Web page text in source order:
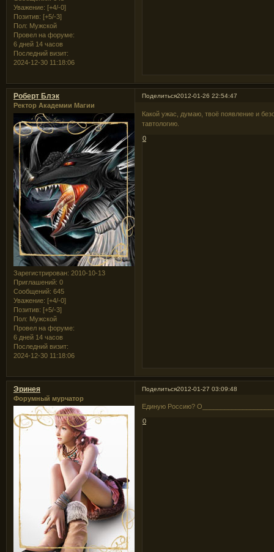
Уважение: [+4/-0]
Позитив: [+5/-3]
Пол: Мужской
Провел на форуме:
6 дней 14 часов
Последний визит:
2024-12-30 11:18:06
Поделиться2012-01-26 22:54:47
Роберт Блэк
Ректор Академии Магии
Зарегистрирован: 2010-10-13
Приглашений: 0
Сообщений: 645
Уважение: [+4/-0]
Позитив: [+5/-3]
Пол: Мужской
Провел на форуме:
6 дней 14 часов
Последний визит:
2024-12-30 11:18:06
Какой ужас, думаю, твоё появление и
тавтологию.
0
Поделиться2012-01-27 03:09:48
Эринея
Форумный мурчатор
Единую Россию?
0